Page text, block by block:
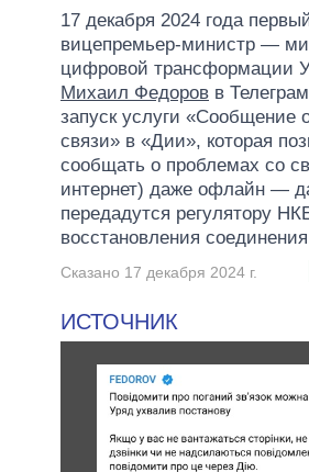
МЭРЫ
ВСЕ ПЕРСОНЫ
17 декабря 2024 года
вицепремьер-министр —
цифровой трансформации
Михаил Федоров в
запуск услуги «Сообщение
связи» в «Дии», которая
сообщать о проблемах со
интернет) даже офлайн —
передадутся регулятору
восстановления
Сказано 17 декабря 2024 г.
ИСТОЧНИК